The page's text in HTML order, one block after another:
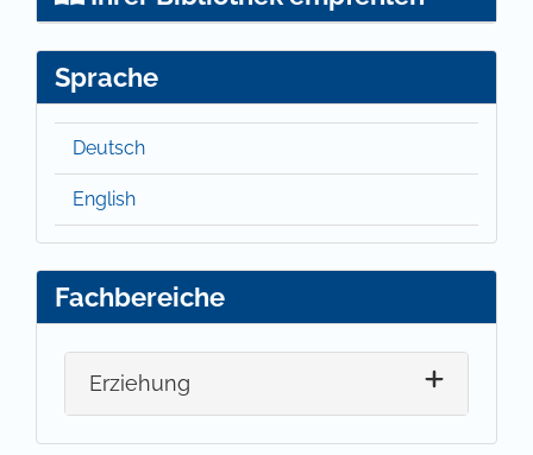
Sprache
Deutsch
English
Fachbereiche
Erziehung